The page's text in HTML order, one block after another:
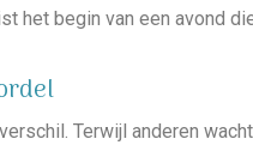
het begin van een avond
Terwijl anderen